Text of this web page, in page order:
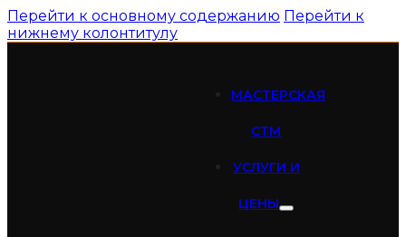
Перейти к основному содержанию Перейти к
нижнему колонтитулу
МАСТЕРСКАЯ
СТМ
УСЛУГИ И
ЦЕНЫ